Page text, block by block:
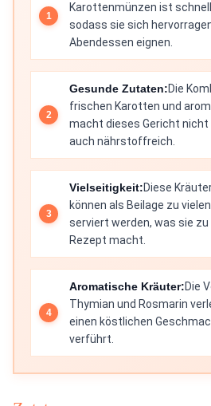
Karottenmünzen ist
sodass sie sich
Abendessen eignen.
Gesunde Zutaten:Die
frischen Karotten und
macht dieses Gericht nicht
auch nährstoffreich.
Vielseitigkeit:Diese
können als Beilage zu
serviert werden, was sie zu
Rezept macht.
Aromatische Kräuter:Die
Thymian und Rosmarin
einen köstlichen
verführt.